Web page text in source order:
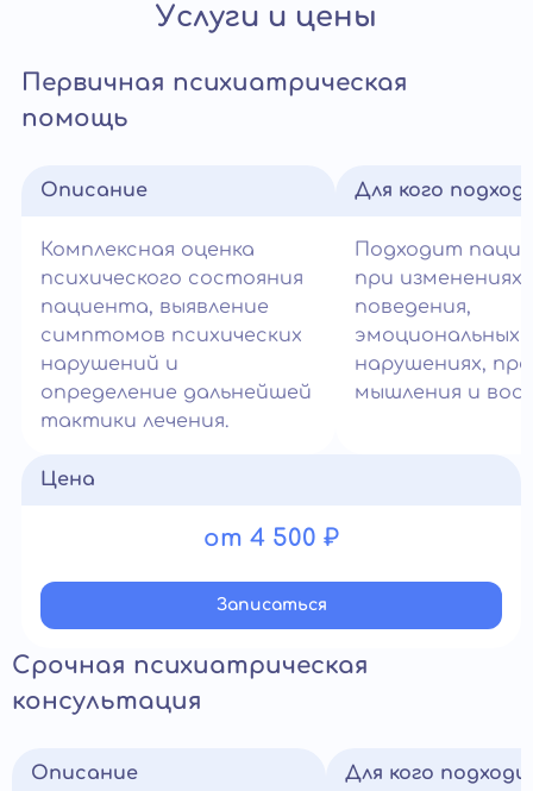
Услуги и цены
Первичная психиатрическая
помощь
Описание
Комплексная оценка
психического состояния
пациента, выявление
симптомов психических
нарушений и
определение дальнейшей
тактики лечения.
Для кого
Подходит
при изменениях
поведения,
эмоциональных
нарушениях,
мышления и
Цена
от 4 500 ₽
Записатьcя
Срочная психиатрическая
консультация
Описание Для кого